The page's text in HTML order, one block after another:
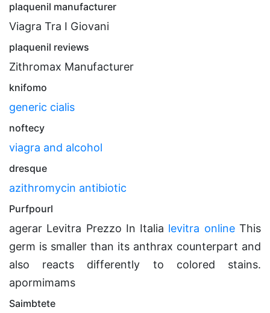
plaquenil manufacturer
Viagra Tra I Giovani
plaquenil reviews
Zithromax Manufacturer
knifomo
generic cialis
noftecy
viagra and alcohol
dresque
azithromycin antibiotic
Purfpourl
agerar Levitra Prezzo In Italia levitra onlineThis
germ is smaller than its anthrax counterpart and
also reacts differently to colored stains.
apormimams
Saimbtete